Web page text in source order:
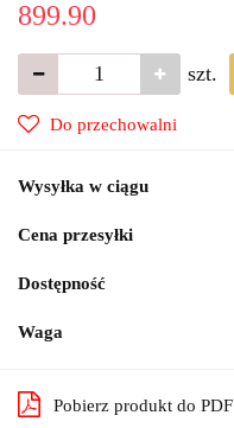
899.90
szt.
Do przechowalni
Wysyłka w ciągu
Cena przesyłki
Dostępność
Waga
Pobierz produkt do PDF